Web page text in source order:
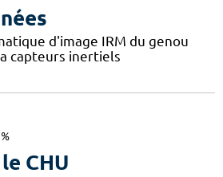
d'image IRM du genou
capteurs inertiels
CHU